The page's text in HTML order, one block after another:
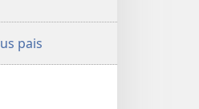
pais